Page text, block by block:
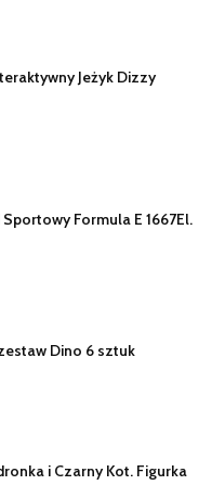
Jeżyk Dizzy
Formula E 1667El.
Dino 6 sztuk
i Czarny Kot. Figurka